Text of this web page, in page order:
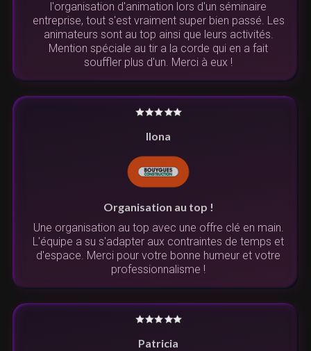
l'organisation d'animation lors d'un séminaire
entreprise, tout s'est vraiment super bien passé. Les
animateurs sont au top ainsi que leurs activités.
Mention spéciale au tir a la corde qui en a fait
souffler plus d'un. Merci à eux !
Ilona
Organisation au top !
Une organisation au top avec une offre clé en main.
L'équipe a su s'adapter aux contraintes de temps et
d'espace. Merci pour votre bonne humeur et votre
professionnalisme !
Patricia